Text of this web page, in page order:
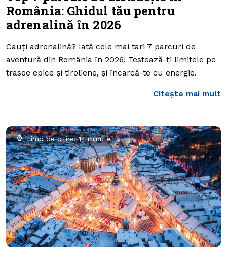
România: Ghidul tău pentru
adrenalină în 2026
Cauți adrenalină? Iată cele mai tari 7 parcuri de
aventură din România în 2026! Testează-ți limitele pe
trasee epice și tiroliene, și încarcă-te cu energie.
Citește mai mult
Timp de citire: 14 minute